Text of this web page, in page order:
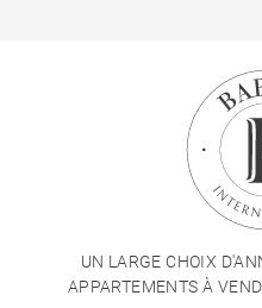
UN LARGE CHOIX
APPARTEMENTS À